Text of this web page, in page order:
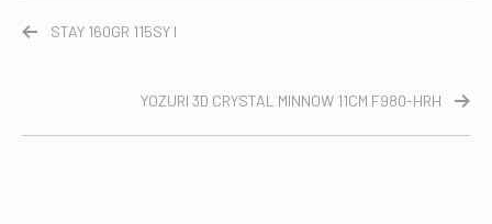
STAY 160GR 115SY I
YOZURI 3D CRYSTAL MINNOW 11CM F980-HRH